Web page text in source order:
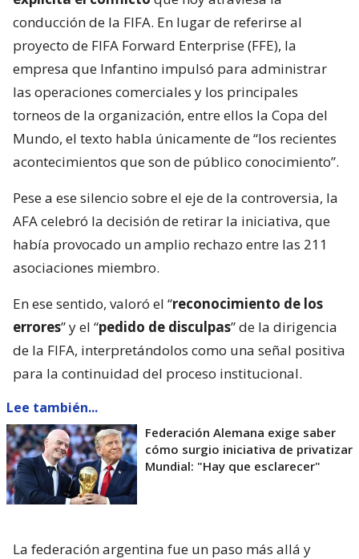
conducción de la FIFA. En lugar de referirse al
proyecto de FIFA Forward Enterprise (FFE), la
empresa que Infantino impulsó para administrar
las operaciones comerciales y los principales
torneos de la organización, entre ellos la Copa del
Mundo, el texto habla únicamente de “los recientes
acontecimientos que son de público conocimiento”.
Pese a ese silencio sobre el eje de la controversia, la
AFA celebró la decisión de retirar la iniciativa, que
había provocado un amplio rechazo entre las 211
asociaciones miembro.
En ese sentido, valoró el “reconocimiento de los
errores” y el “pedido de disculpas” de la dirigencia
de la FIFA, interpretándolos como una señal positiva
para la continuidad del proceso institucional.
Lee también...
Federación Alemana exige saber
cómo surgio iniciativa de privatizar
Mundial: "Hay que esclarecer"
La federación argentina fue un paso más allá y